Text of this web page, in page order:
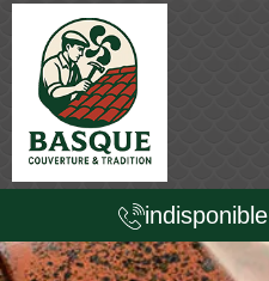
indisponible